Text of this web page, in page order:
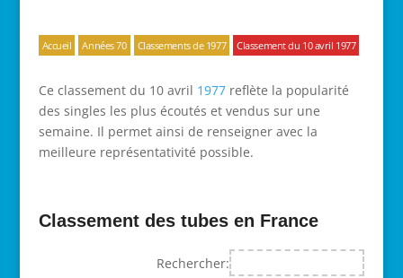
Accueil Années 70 Classements de 1977 Classement du 10 avril 1977
Ce classement du 10 avril 1977reflète la popularité
des singles les plus écoutés et vendus sur une
semaine. Il permet ainsi de renseigner avec la
meilleure représentativité possible.
Classement des tubes en France
Rechercher: